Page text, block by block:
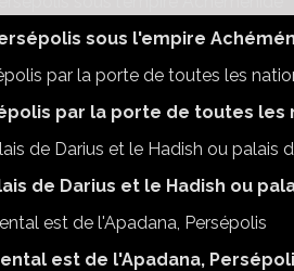
sous l'empire
par la porte de toutes les
de Darius et le Hadish ou
est de l'Apadana,